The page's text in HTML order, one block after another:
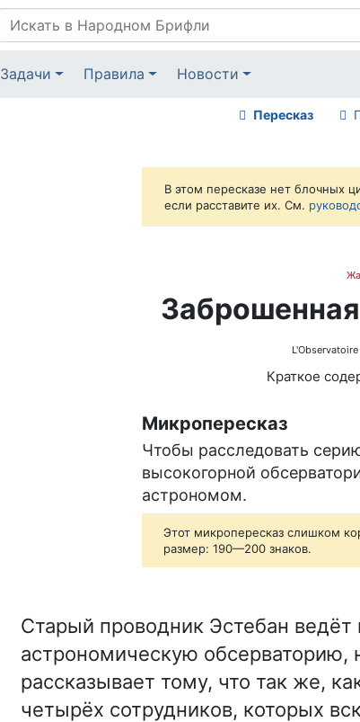
Задачи Правила Новости
Пересказ
В этом пересказе нет блочных
если расставите их. См.
Краткое
Микропересказ
Чтобы расследовать
высокогорной
астрономом.
Этот микропересказ слишком
размер: 190—200 знаков.
Старый проводник Эстебан ведёт
астрономическую обсерваторию,
рассказывает тому, что так же,
четырёх сотрудников, которых